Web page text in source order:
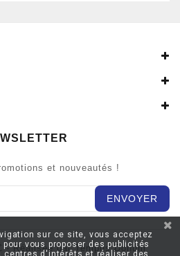
et nouveautés !
- Réaliseé par Tempus Donum
sur ce site, vous acceptez
vous proposer des publicités
centres d'intérêts et réaliser des